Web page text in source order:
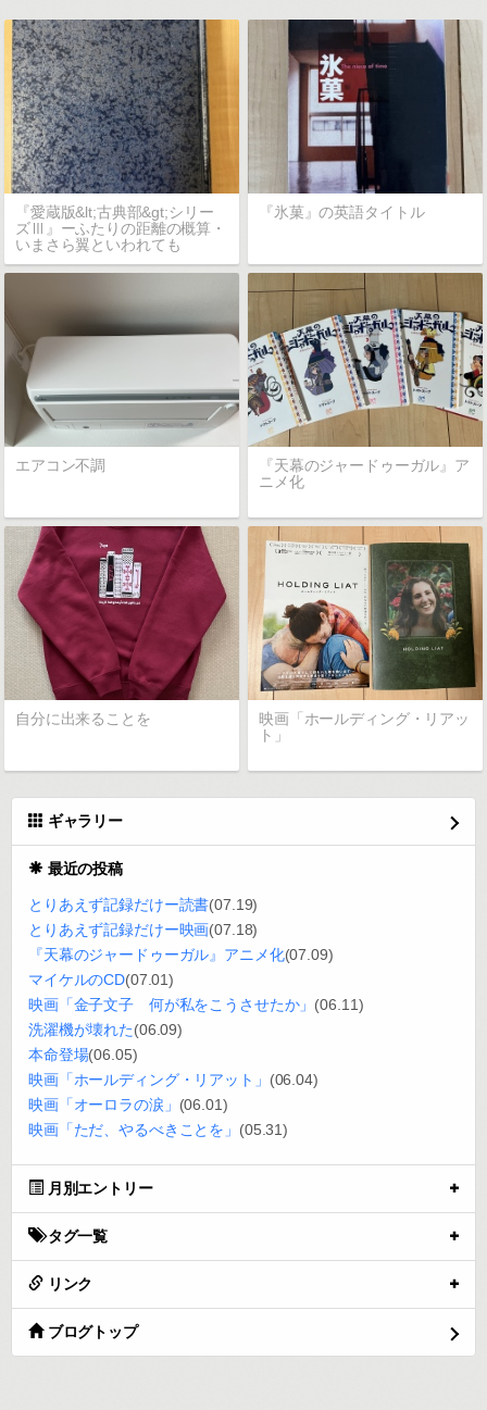
『愛蔵版&lt;古典部&gt;シリー
ズⅢ』ーふたりの距離の概算・
いまさら翼といわれても
『氷菓』の英語タイトル
エアコン不調
『天幕のジャードゥーガル』ア
ニメ化
自分に出来ることを
映画「ホールディング・リアッ
ト」
ギャラリー
最近の投稿
とりあえず記録だけー読書(07.19)
とりあえず記録だけー映画(07.18)
『天幕のジャードゥーガル』アニメ化(07.09)
マイケルのCD(07.01)
映画「金子文子 何が私をこうさせたか」 (06.11)
洗濯機が壊れた(06.09)
本命登場(06.05)
映画「ホールディング・リアット」 (06.04)
映画「オーロラの涙」 (06.01)
映画「ただ、やるべきことを」 (05.31)
月別エントリー
タグ一覧
リンク
ブログトップ